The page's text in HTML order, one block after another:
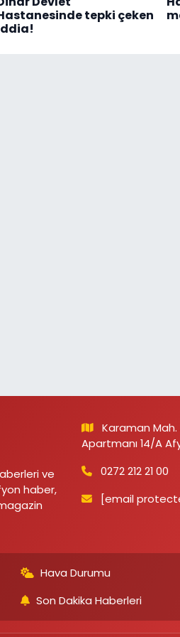
tepki çeken
ve
haber,
Karaman Mah.
Apartmanı 14/A
0272 212 21 00
[email
Hava Durumu
Son Dakika Haberleri